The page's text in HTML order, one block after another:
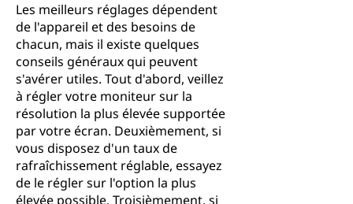
Les meilleurs réglages dépendent
de l'appareil et des besoins de
chacun, mais il existe quelques
conseils généraux qui peuvent
s'avérer utiles. Tout d'abord, veillez
à régler votre moniteur sur la
résolution la plus élevée supportée
par votre écran. Deuxièmement, si
vous disposez d'un taux de
rafraîchissement réglable, essayez
de le régler sur l'option la plus
élevée possible. Troisièmement, si